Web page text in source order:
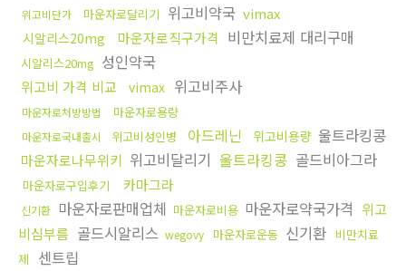
위고비단가 마운자로달리기 위고비약국 vimax
시알리스20mg 마운자로직구가격 비만치료제 대리구매
시알리스20mg 성인약국
위고비 가격 비교 vimax 위고비주사
마운자로처방방법 마운자로용량
마운자로국내출시 위고비성인병 아드레닌 위고비용량 울트라킹콩
마운자로나무위키 위고비달리기 울트라킹콩 골드비아그라
마운자로구입후기 카마그라
신기환 마운자로판매업체 마운자로비용 마운자로약국가격 위고
비심부름 골드시알리스 wegovy 마운자로운동 신기환 비만치료
제
센트립